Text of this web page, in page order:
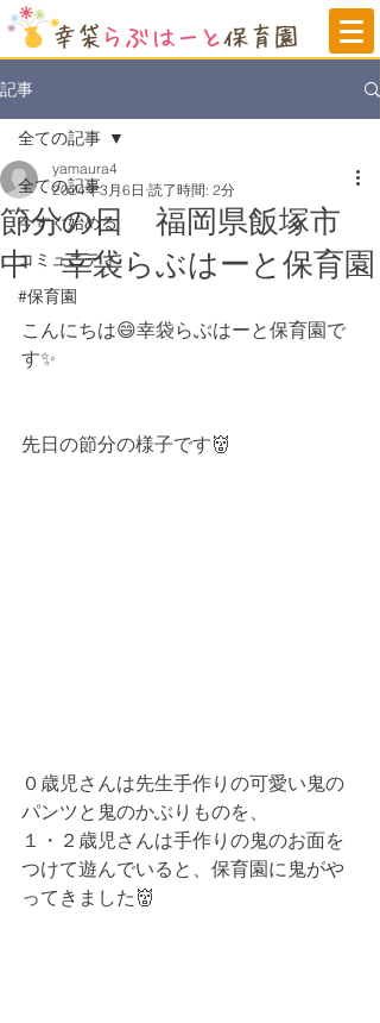
記事
全ての記事
今すぐ始める
コミュニティ
#保育園
全ての記事
節分の日 福岡県飯塚市
中 幸袋らぶはーと保育園
yamaura4
2024年3月6日 読了時間: 2分
こんにちは😄幸袋らぶはーと保育園で
す✨
先日の節分の様子です👹
０歳児さんは先生手作りの可愛い鬼の
パンツと鬼のかぶりものを、
１・２歳児さんは手作りの鬼のお面を
つけて遊んでいると、保育園に鬼がや
ってきました👹